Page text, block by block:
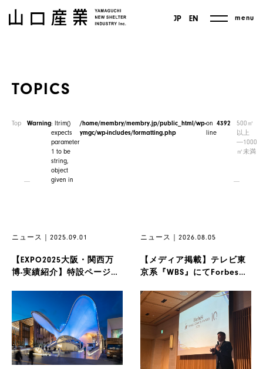
JP EN menu
TOPICS
Top Warning: ltrim()
expects
parameter
1 to be
string,
object
given in
/home/membry/membry.jp/public_html/wp-
ymgc/wp-includes/formatting.php
on
line
4392
500㎡
以上
―1000
㎡未満
ニュース｜2025.09.01
【EXPO2025大阪・関西万
博-実績紹介】特設ページ公
ニュース｜2026.08.05
【メディア掲載】テレビ東
京系『WBS』にてForbes